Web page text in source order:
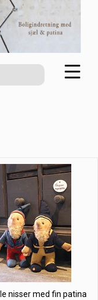
nisser med fin patina